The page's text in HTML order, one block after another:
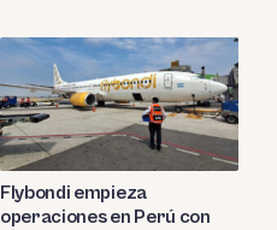
Flybondi empieza
operaciones en Perú con